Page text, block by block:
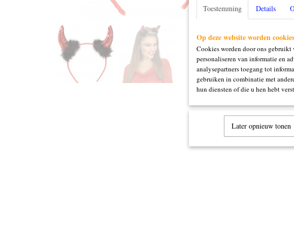
Toestemming Details
Op deze website worden
Cookies worden door ons gebruikt
personaliseren van informatie en
analysepartners toegang tot
gebruiken in combinatie met
hun diensten of die u hen hebt
Later opnieuw tonen